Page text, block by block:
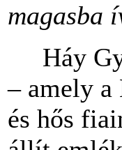
magasba
Háy
– amely a
és hős